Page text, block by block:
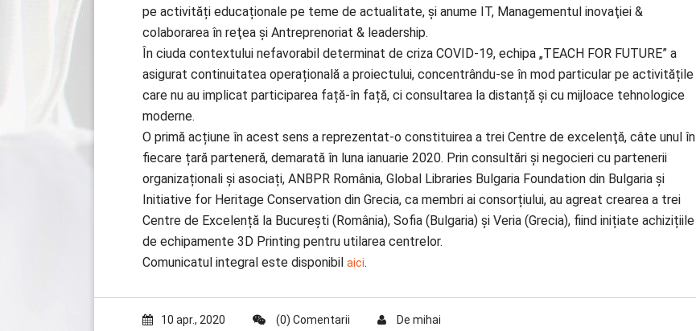
pe activități educaționale pe teme de actualitate, și anume IT, Managementul inovaţiei &
colaborarea în reţea și Antreprenoriat & leadership.
În ciuda contextului nefavorabil determinat de criza COVID-19, echipa „TEACH FOR FUTURE” a
asigurat continuitatea operațională a proiectului, concentrându-se în mod particular pe activitățile
care nu au implicat participarea față-în față, ci consultarea la distanță și cu mijloace tehnologice
moderne.
O primă acțiune în acest sens a reprezentat-o constituirea a trei Centre de excelenţă, câte unul în
fiecare țară parteneră, demarată în luna ianuarie 2020. Prin consultări și negocieri cu partenerii
organizaționali și asociați, ANBPR România, Global Libraries Bulgaria Foundation din Bulgaria și
Initiative for Heritage Conservation din Grecia, ca membri ai consorțiului, au agreat crearea a trei
Centre de Excelență la București (România), Sofia (Bulgaria) și Veria (Grecia), fiind inițiate achizițiile
de echipamente 3D Printing pentru utilarea centrelor.
Comunicatul integral este disponibil aici.
10 apr., 2020 (0) Comentarii De mihai